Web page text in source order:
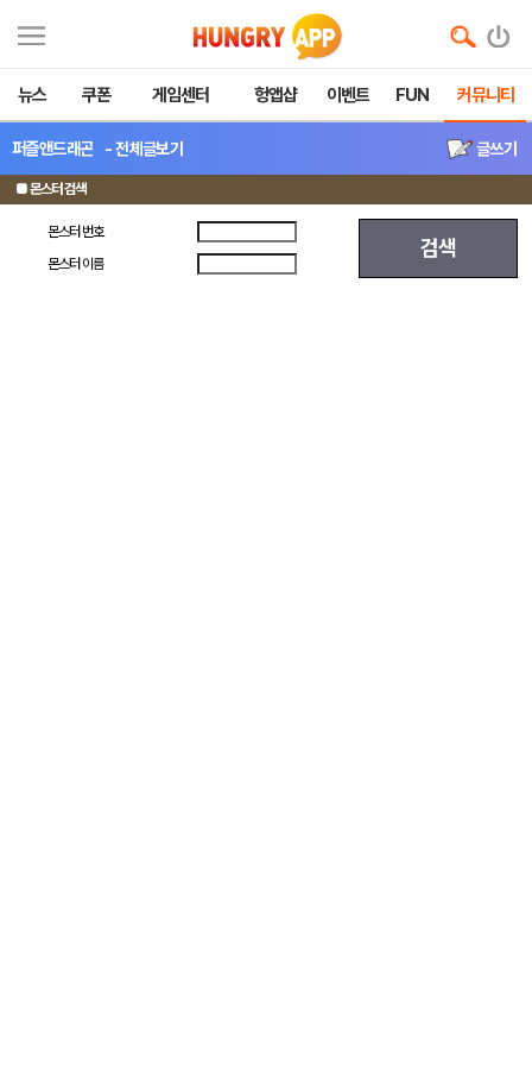
뉴스 쿠폰 게임센터 헝앱샵 이벤트 FUN 커뮤니티
퍼즐앤드래곤 - 전체글보기 글쓰기
■ 몬스터 검색
몬스터 번호
검색
몬스터 이름